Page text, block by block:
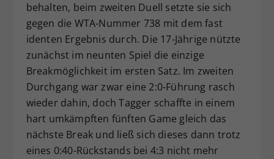
behalten, beim zweiten Duell setzte sie sich
gegen die WTA-Nummer 738 mit dem fast
identen Ergebnis durch. Die 17-Jährige nützte
zunächst im neunten Spiel die einzige
Breakmöglichkeit im ersten Satz. Im zweiten
Durchgang war zwar eine 2:0-Führung rasch
wieder dahin, doch Tagger schaffte in einem
hart umkämpften fünften Game gleich das
nächste Break und ließ sich dieses dann trotz
eines 0:40-Rückstands bei 4:3 nicht mehr